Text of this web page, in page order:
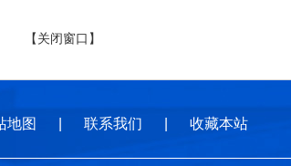
【关闭窗口】
地图 联系我们 收藏本站